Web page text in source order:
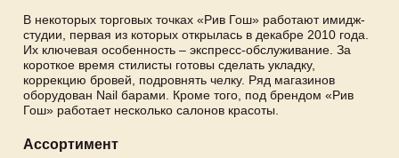
В некоторых торговых точках «Рив Гош» работают имидж-
студии, первая из которых открылась в декабре 2010 года.
Их ключевая особенность – экспресс-обслуживание. За
короткое время стилисты готовы сделать укладку,
коррекцию бровей, подровнять челку. Ряд магазинов
оборудован Nail барами. Кроме того, под брендом «Рив
Гош» работает несколько салонов красоты.
Ассортимент